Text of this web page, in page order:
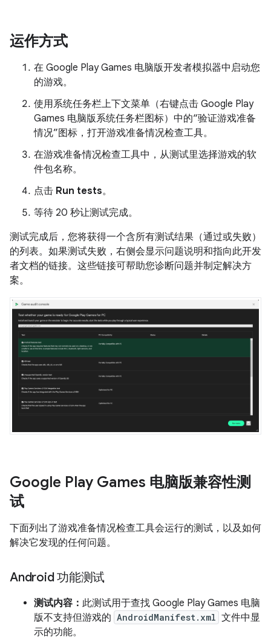
运作方式
在 Google Play Games 电脑版开发者模拟器中启动您
的游戏。
使用系统任务栏上下文菜单（右键点击 Google Play
Games 电脑版系统任务栏图标）中的“验证游戏准备
情况”图标，打开游戏准备情况检查工具。
在游戏准备情况检查工具中，从测试里选择游戏的软
件包名称。
点击 Run tests。
等待 20 秒让测试完成。
测试完成后，您将获得一个含所有测试结果（通过或失败）
的列表。如果测试失败，右侧会显示问题说明和指向此开发
者文档的链接。这些链接可帮助您诊断问题并制定解决方
案。
Google Play Games 电脑版兼容性测
试
下面列出了游戏准备情况检查工具会运行的测试，以及如何
解决它发现的任何问题。
Android 功能测试
测试内容： 此测试用于查找 Google Play Games 电脑
版不支持但游戏的 AndroidManifest.xml 文件中显
示的功能。